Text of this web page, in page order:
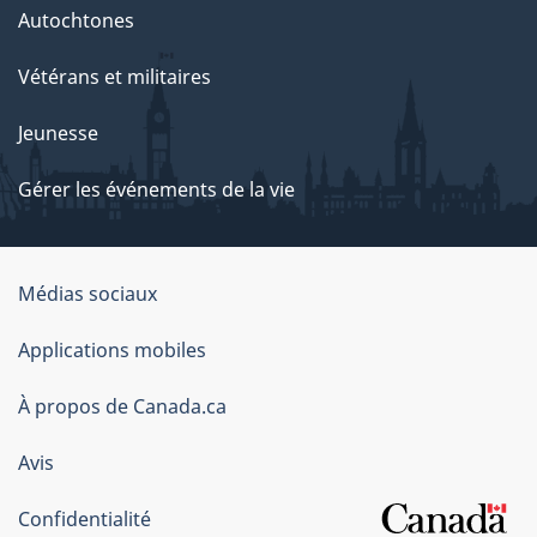
Autochtones
Vétérans et militaires
Jeunesse
Gérer les événements de la vie
Organisation
du
gouvernement
du
Canada
Médias sociaux
Applications mobiles
À propos de Canada.ca
Avis
Confidentialité